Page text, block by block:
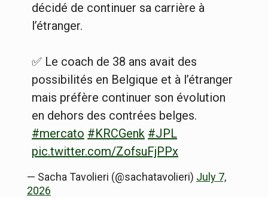
décidé de continuer sa carrière à
l’étranger.
✅ Le coach de 38 ans avait des
possibilités en Belgique et à l’étranger
mais préfère continuer son évolution
en dehors des contrées belges.
#mercato #KRCGenk #JPL
pic.twitter.com/ZofsuFjPPx
— Sacha Tavolieri (@sachatavolieri) July 7,
2026